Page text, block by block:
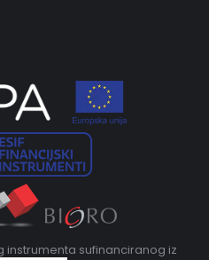
instrumenta sufinanciranog iz